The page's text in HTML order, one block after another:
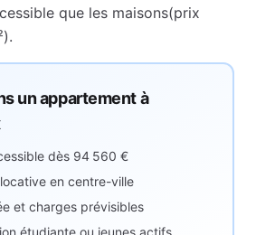
que les maisons(prix
un appartement à
dès 94 560 €
en centre-ville
et charges prévisibles
étudiante ou jeunes actifs